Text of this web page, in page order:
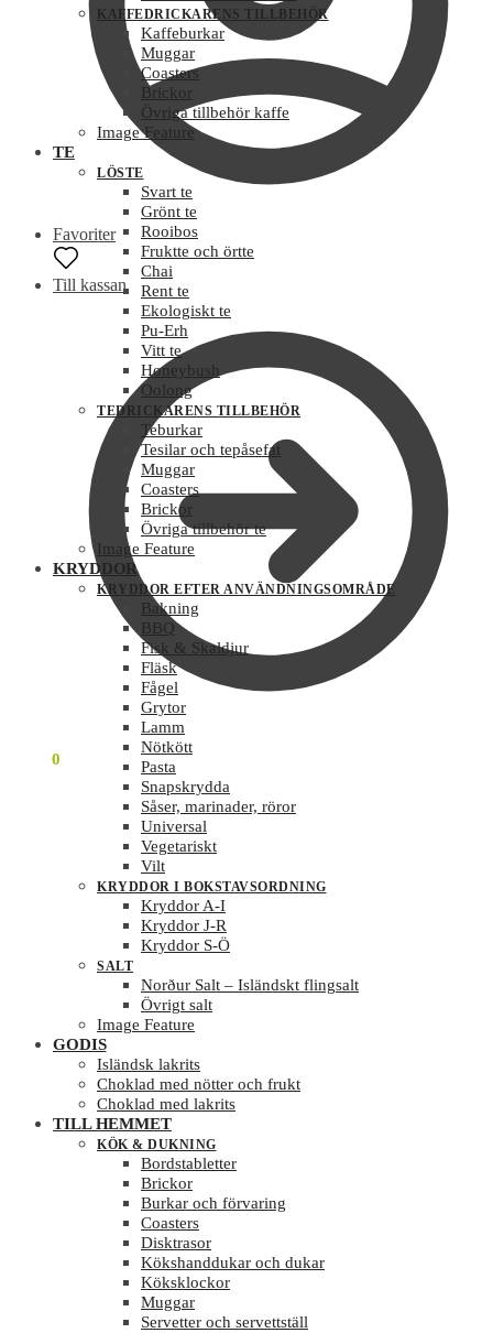
Favoriter
Till kassan
0
KAFFEDRICKARENS TILLBEHÖR
Kaffeburkar
Muggar
Coasters
Brickor
Övriga tillbehör kaffe
Image Feature
TE
LÖSTE
Svart te
Grönt te
Rooibos
Fruktte och örtte
Chai
Rent te
Ekologiskt te
Pu-Erh
Vitt te
Honeybush
Oolong
TEDRICKARENS TILLBEHÖR
Teburkar
Tesilar och tepåsefat
Muggar
Coasters
Brickor
Övriga tillbehör te
Image Feature
KRYDDOR
KRYDDOR EFTER ANVÄNDNINGSOMRÅDE
Bakning
BBQ
Fisk & Skaldjur
Fläsk
Fågel
Grytor
Lamm
Nötkött
Pasta
Snapskrydda
Såser, marinader, röror
Universal
Vegetariskt
Vilt
KRYDDOR I BOKSTAVSORDNING
Kryddor A-I
Kryddor J-R
Kryddor S-Ö
SALT
Norður Salt – Isländskt flingsalt
Övrigt salt
Image Feature
GODIS
Isländsk lakrits
Choklad med nötter och frukt
Choklad med lakrits
TILL HEMMET
KÖK & DUKNING
Bordstabletter
Brickor
Burkar och förvaring
Coasters
Disktrasor
Kökshanddukar och dukar
Köksklockor
Muggar
Servetter och servettställ